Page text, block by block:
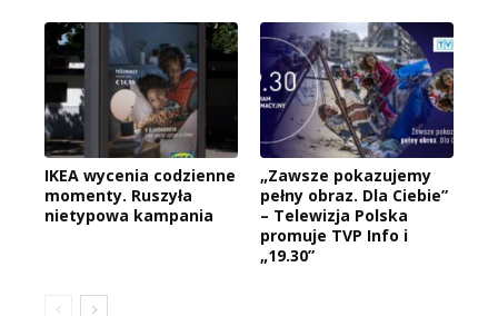
IKEA wycenia codzienne
momenty. Ruszyła
nietypowa kampania
„Zawsze pokazujemy
pełny obraz. Dla Ciebie”
– Telewizja Polska
promuje TVP Info i
„19.30”